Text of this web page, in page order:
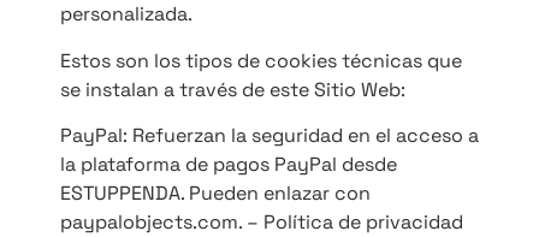
personalizada.
Estos son los tipos de cookies técnicas que
se instalan a través de este Sitio Web:
PayPal: Refuerzan la seguridad en el acceso a
la plataforma de pagos PayPal desde
ESTUPPENDA. Pueden enlazar con
paypalobjects.com. – Política de privacidad